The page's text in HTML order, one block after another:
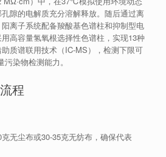
隙的电解质充分溶解释放。随后通过离
离子系统配备羧酸基色谱柱和抑制型电
高容量氢氧根选择性色谱柱，实现13种
质谱联用技术（IC-MS），检测下限可
染物检测能力。
程
无尘布或30-35克无纺布，确保代表